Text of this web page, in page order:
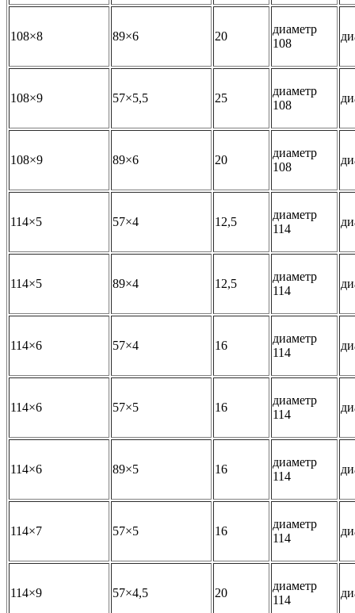
108×8 89×6 20
диаметр
108
108×9 57×5,5 25
диаметр
108
108×9 89×6 20
диаметр
108
114×5 57×4 12,5
диаметр
114
114×5 89×4 12,5
диаметр
114
114×6 57×4 16
диаметр
114
114×6 57×5 16
диаметр
114
114×6 89×5 16
диаметр
114
114×7 57×5 16
диаметр
114
114×9 57×4,5 20
диаметр
114